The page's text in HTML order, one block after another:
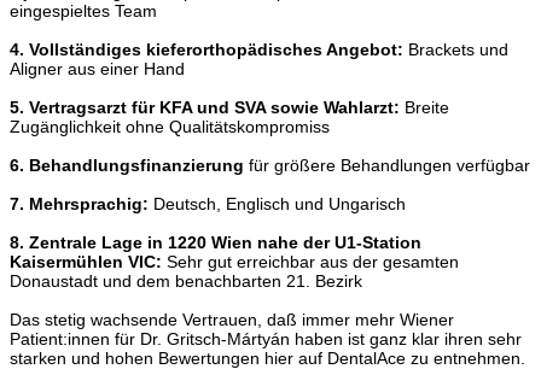
eingespieltes Team
4. Vollständiges kieferorthopädisches Angebot: Brackets und
Aligner aus einer Hand
5. Vertragsarzt für KFA und SVA sowie Wahlarzt: Breite
Zugänglichkeit ohne Qualitätskompromiss
6. Behandlungsfinanzierung für größere Behandlungen verfügbar
7. Mehrsprachig: Deutsch, Englisch und Ungarisch
8. Zentrale Lage in 1220 Wien nahe der U1-Station
Kaisermühlen VIC: Sehr gut erreichbar aus der gesamten
Donaustadt und dem benachbarten 21. Bezirk
Das stetig wachsende Vertrauen, daß immer mehr Wiener
Patient:innen für Dr. Gritsch-Mártyán haben ist ganz klar ihren sehr
starken und hohen Bewertungen hier auf DentalAce zu entnehmen.